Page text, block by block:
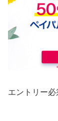
エントリー必